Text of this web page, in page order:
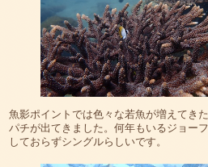
魚影ポイントでは色々な若魚が増えてき
パチが出てきました。何年もいるジョー
しておらずシングルらしいです。